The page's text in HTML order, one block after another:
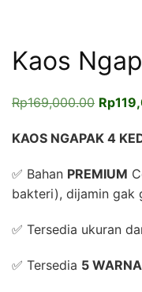
Kaos
Rp169,000.00 Harga
adalah:
Rp
KAOS NGAPAK 4
✅ Bahan PREMIUM
bakteri), dijamin gak
✅ Tersedia ukuran
✅ Tersedia 5 WARNA